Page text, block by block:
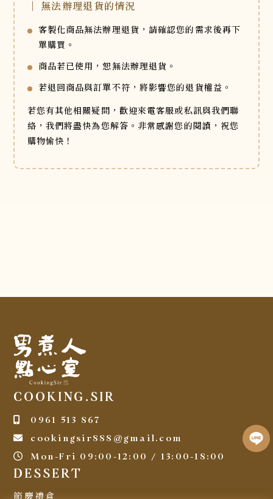
｜ 無法辦理退貨的情況
客製化商品無法辦理退貨，請確認您的需求後再下
單購買。
商品若已使用，恕無法辦理退貨。
若退回商品與訂單不符，將影響您的退貨權益。
若您有其他相關疑問，歡迎來電客服或私訊與我們聯
絡，我們將盡快為您解答。非常感謝您的閱讀，祝您
購物愉快！
COOKING.SIR
0961 513 867
cookingsir888@gmail.com
Mon-Fri 09:00-12:00 / 13:00-18:00
DESSERT